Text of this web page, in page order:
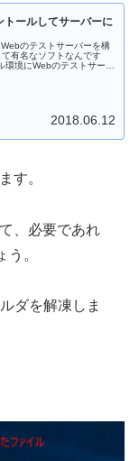
ールしてサーバーに
のテストサーバーを構
有名なソフトなんです
境にWebのテストサーバ
2018.06.12
す。
、必要であれ
。
ダを解凍しま